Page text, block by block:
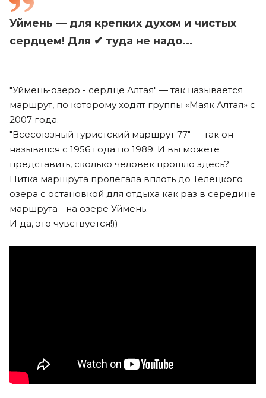
Уймень — для крепких духом и чистых
сердцем! Для ✔ туда не надо...
"Уймень-озеро - сердце Алтая" — так называется
маршрут, по которому ходят группы «Маяк Алтая» с
2007 года.
"Всесоюзный туристский маршрут 77" — так он
назывался с 1956 года по 1989. И вы можете
представить, сколько человек прошло здесь?
Нитка маршрута пролегала вплоть до Телецкого
озера с остановкой для отдыха как раз в середине
маршрута - на озере Уймень.
И да, это чувствуется!))